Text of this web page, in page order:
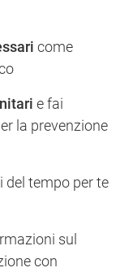
come
e fai
la prevenzione
del tempo per te
sul
con